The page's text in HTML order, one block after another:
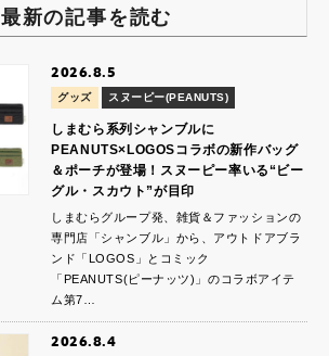
最新の記事を読む
2026.8.5
グッズ スヌーピー(PEANUTS)
しまむら系列シャンブルに
PEANUTS×LOGOSコラボの新作バッグ
＆ポーチが登場！スヌーピー率いる“ビー
グル・スカウト”が目印
しまむらグループ発、雑貨＆ファッションの
専門店「シャンブル」から、アウトドアブラ
ンド「LOGOS」とコミック
「PEANUTS(ピーナッツ)」のコラボアイテ
ム第7…
2026.8.4